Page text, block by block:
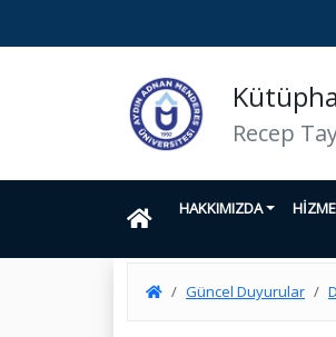
Recep
HAKKIMIZDA
Güncel Duyurular